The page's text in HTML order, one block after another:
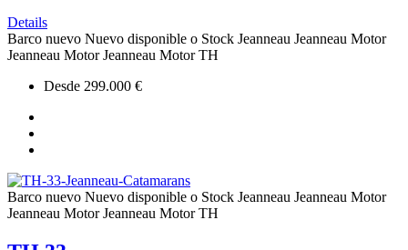
Details
Barco nuevo Nuevo disponible o Stock Jeanneau Jeanneau Motor
Jeanneau MotorJeanneau MotorTH
Desde 299.000 €
Barco nuevo Nuevo disponible o Stock Jeanneau Jeanneau Motor
Jeanneau MotorJeanneau MotorTH